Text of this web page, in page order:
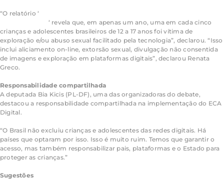
“O relatório ‘
‘ revela que, em apenas um ano, uma em cada cinco
crianças e adolescentes brasileiros de 12 a 17 anos foi vítima de
exploração e/ou abuso sexual facilitado pela tecnologia”, declarou. “Isso
inclui aliciamento on-line, extorsão sexual, divulgação não consentida
de imagens e exploração em plataformas digitais”, declarou Renata
Greco.
Responsabilidade compartilhada
A deputada Bia Kicis (PL-DF), uma das organizadoras do debate,
destacou a responsabilidade compartilhada na implementação do ECA
Digital.
“O Brasil não excluiu crianças e adolescentes das redes digitais. Há
países que optaram por isso. Isso é muito ruim. Temos que garantir o
acesso, mas também responsabilizar pais, plataformas e o Estado para
proteger as crianças.”
Sugestões